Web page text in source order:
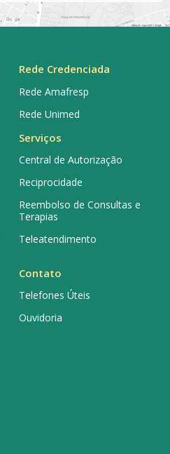
Rede Credenciada
Rede Amafresp
Rede Unimed
Serviços
Central de Autorização
Reciprocidade
Reembolso de Consultas e
Terapias
Teleatendimento
Contato
Telefones Úteis
Ouvidoria